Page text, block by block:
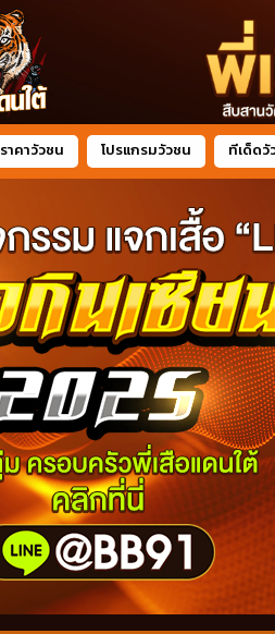
ราคาวัวชน โปรแกรมวัวชน ทีเด็ด